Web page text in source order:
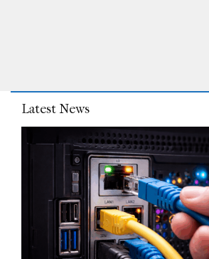
Latest News